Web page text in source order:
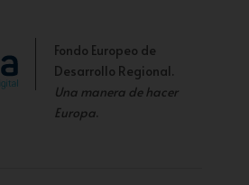
Fondo Europeo de
Desarrollo Regional.
Una manera de hacer
Europa.